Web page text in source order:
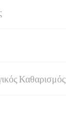
Καθαρισμός